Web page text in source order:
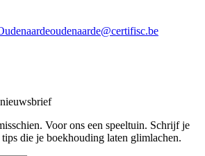
oudenaarde@certifisc.be
Voor ons een speeltuin. Schrijf je
die je boekhouding laten glimlachen.